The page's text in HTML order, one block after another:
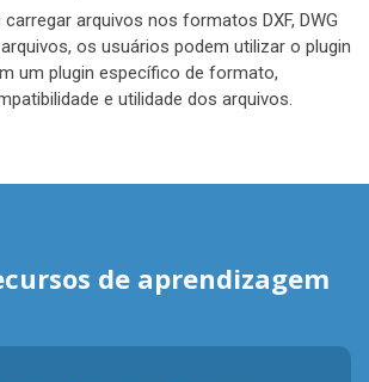
arquivos nos formatos DXF, DWG
arquivos, os usuários podem utilizar o plugin
um plugin específico de formato,
e utilidade dos arquivos.
de aprendizagem